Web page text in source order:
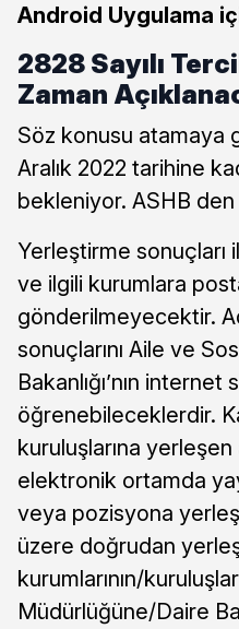
Android Uygulama
2828 Sayılı
Zaman
Söz konusu atamaya
Aralık 2022 tarihine
bekleniyor. ASHB
Yerleştirme sonuçları
ve ilgili kurumlara
gönderilmeyecektir.
sonuçlarını Aile ve
Bakanlığı’nın internet
öğrenebileceklerdir.
kuruluşlarına yerleşen
elektronik ortamda
veya pozisyona
üzere doğrudan
kurumlarının/
Müdürlüğüne/Daire